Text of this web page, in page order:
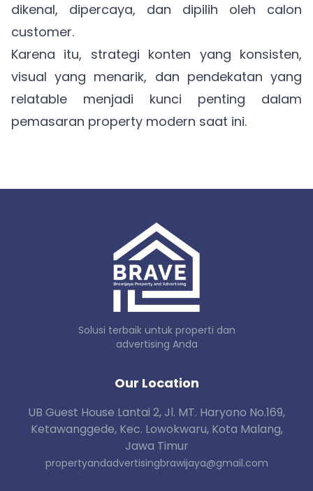
dikenal, dipercaya, dan dipilih oleh calon
customer.
Karena itu, strategi konten yang konsisten,
visual yang menarik, dan pendekatan yang
relatable menjadi kunci penting dalam
pemasaran property modern saat ini.
Solusi terbaik untuk properti dan
advertising Anda
Our Location
UB Guest House Lantai 2, Jl. MT. Haryono No.169,
Ketawanggede, Kec. Lowokwaru, Kota Malang,
Jawa Timur
propertyandadvertisingbrawijaya@gmail.com